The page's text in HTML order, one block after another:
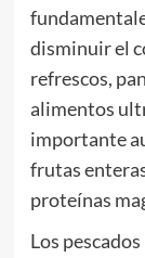
disminuir el
refrescos,
alimentos
importante
frutas
proteínas
Los